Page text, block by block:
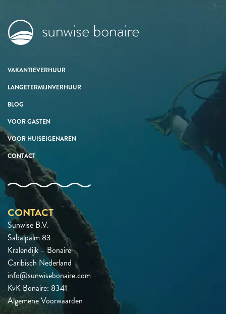
VAKANTIEVERHUUR
LANGETERMIJNVERHUUR
BLOG
VOOR GASTEN
VOOR HUISEIGENAREN
CONTACT
CONTACT
Sunwise B.V.
Sabalpalm 83
Kralendijk – Bonaire
Caribisch Nederland
info@sunwisebonaire.com
KvK Bonaire: 8341
Algemene Voorwaarden